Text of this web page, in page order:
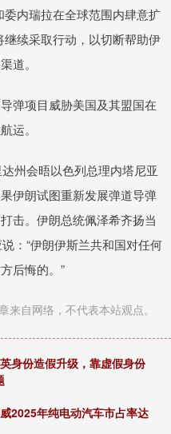
内瑞拉在全球范围内肆意扩
续采取行动，以切断帮助伊
道。
弹项目威胁美国及其盟国在
运。
州会晤以色列总理内塔尼亚
伊朗试图重新发展弹道导弹
击。伊朗总统佩泽希齐扬当
：“伊朗伊斯兰共和国对任何
后悔的。”
来自网络，不代表本站观点。
身份造假升级，靠虚假身份
2025年纯电动汽车市占率达